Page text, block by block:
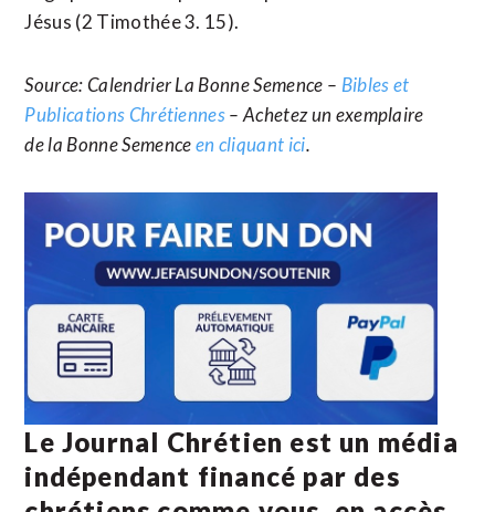
Jésus (2 Timothée 3. 15).
Source: Calendrier La Bonne Semence – Bibles et
Publications Chrétiennes– Achetez un exemplaire
de la Bonne Semenceen cliquant ici.
Le Journal Chrétien est un média
indépendant financé par des